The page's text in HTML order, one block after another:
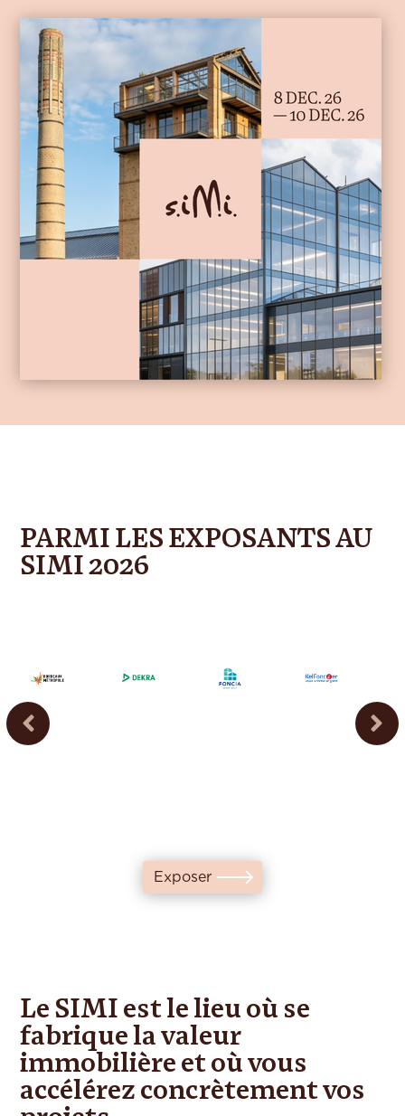
PARMI LES EXPOSANTS AU
SIMI 2026
Exposer
Le SIMI est le lieu où se
fabrique la valeur
immobilière et où vous
accélérez concrètement vos